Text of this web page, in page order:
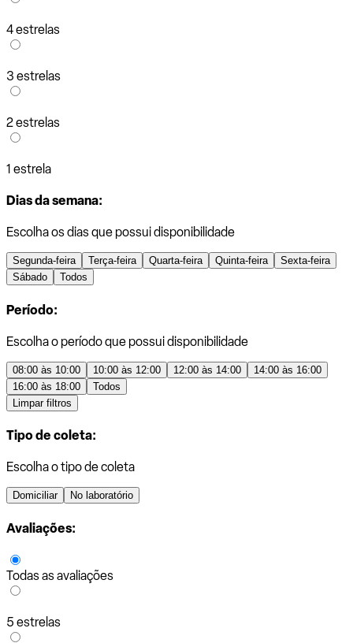
4 estrelas
3 estrelas
2 estrelas
1 estrela
Dias da semana:
Escolha os dias que possui disponibilidade
Segunda-feira Terça-feira Quarta-feira Quinta-feira
Sexta-feira
Sábado
Todos
Período:
Escolha o período que possui disponibilidade
08:00 às 10:00 10:00 às 12:00 12:00 às 14:00
14:00 às 16:00
16:00 às 18:00
Todos
Limpar filtros
Tipo de coleta:
Escolha o tipo de coleta
Domiciliar No laboratório
Avaliações:
Todas as avaliações
5 estrelas